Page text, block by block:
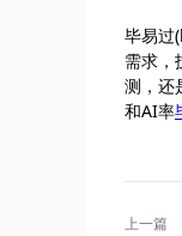
毕易过
需求，
测，还
和AI率
上一篇